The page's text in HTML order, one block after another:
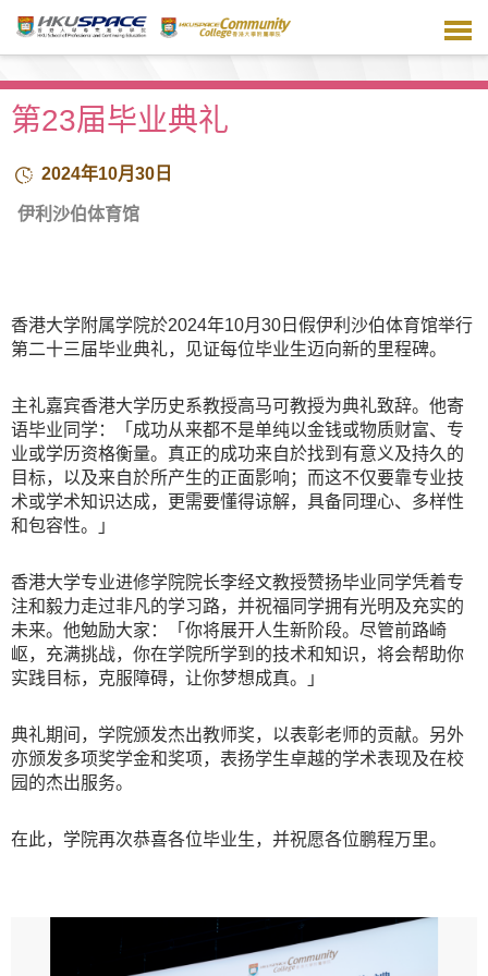
主
容第23届毕业典礼
2024年10月30日
伊利沙伯体育馆
香港大学附属学院於2024年10月30日假伊利沙伯体育馆举行
第二十三届毕业典礼，见证每位毕业生迈向新的里程碑。
主礼嘉宾香港大学历史系教授高马可教授为典礼致辞。他寄
语毕业同学：「成功从来都不是单纯以金钱或物质财富、专
业或学历资格衡量。真正的成功来自於找到有意义及持久的
目标，以及来自於所产生的正面影响；而这不仅要靠专业技
术或学术知识达成，更需要懂得谅解，具备同理心、多样性
和包容性。」
香港大学专业进修学院院长李经文教授赞扬毕业同学凭着专
注和毅力走过非凡的学习路，并祝福同学拥有光明及充实的
未来。他勉励大家：「你将展开人生新阶段。尽管前路崎
岖，充满挑战，你在学院所学到的技术和知识，将会帮助你
实践目标，克服障碍，让你梦想成真。」
典礼期间，学院颁发杰出教师奖，以表彰老师的贡献。另外
亦颁发多项奖学金和奖项，表扬学生卓越的学术表现及在校
园的杰出服务。
在此，学院再次恭喜各位毕业生，并祝愿各位鹏程万里。